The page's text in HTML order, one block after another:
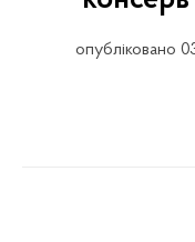
опубліковано